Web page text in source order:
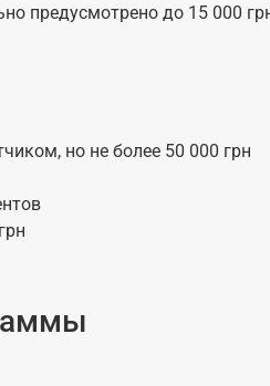
предусмотрено до 15 000
но не более 50 000 грн